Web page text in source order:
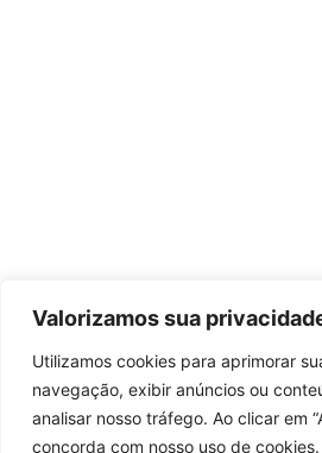
Valorizamos sua
Utilizamos cookies para aprimorar
navegação, exibir anúncios ou
analisar nosso tráfego. Ao clicar em
concorda com nosso uso de cookies.